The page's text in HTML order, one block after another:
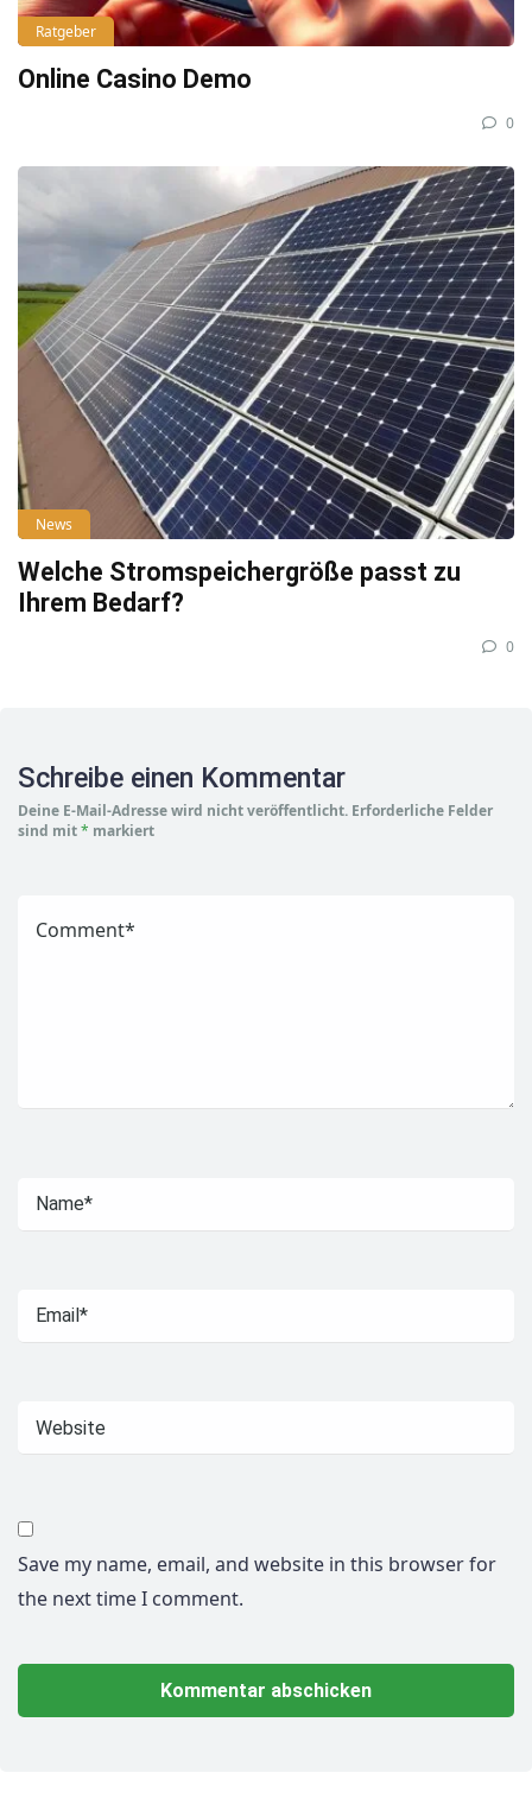
Ratgeber
Online Casino Demo
0
News
Welche Stromspeichergröße passt zu
Ihrem Bedarf?
0
Schreibe einen Kommentar
Deine E-Mail-Adresse wird nicht veröffentlicht. Erforderliche Felder
sind mit* markiert
Save my name, email, and website in this browser for
the next time I comment.